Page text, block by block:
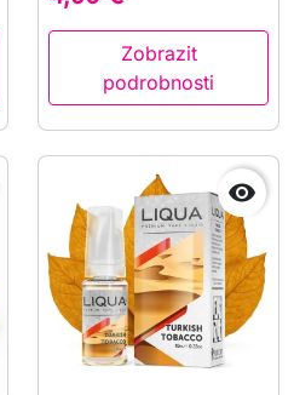
Zobrazit
podrobnosti
